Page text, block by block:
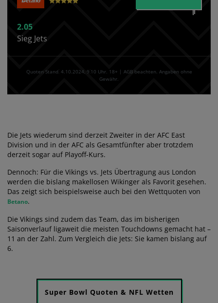
2.05
Sieg Jets
Quoten Stand⁚ 4.10.2024‚ 9⁚10 Uhr. 18+ | AGB beachten. Angaben ohne
Gewähr.
Die Jets wiederum sind derzeit Zweiter in der AFC East
Division und in der AFC als Gesamtfünfter aber trotzdem
derzeit sogar auf Playoff-Kurs.
Dennoch: Für die Vikings vs. Jets Übertragung aus London
werden die bislang makellosen Wikinger als Favorit gesehen.
Das zeigt sich beispielsweise auch bei den Wettquoten von
Betano.
Die Vikings sind zudem das Team, das im bisherigen
Saisonverlauf ligaweit die meisten Touchdowns gemacht hat –
11 an der Zahl. Zum Vergleich die Jets: Sie kamen bislang auf
6.
Super Bowl Quoten & NFL Wetten